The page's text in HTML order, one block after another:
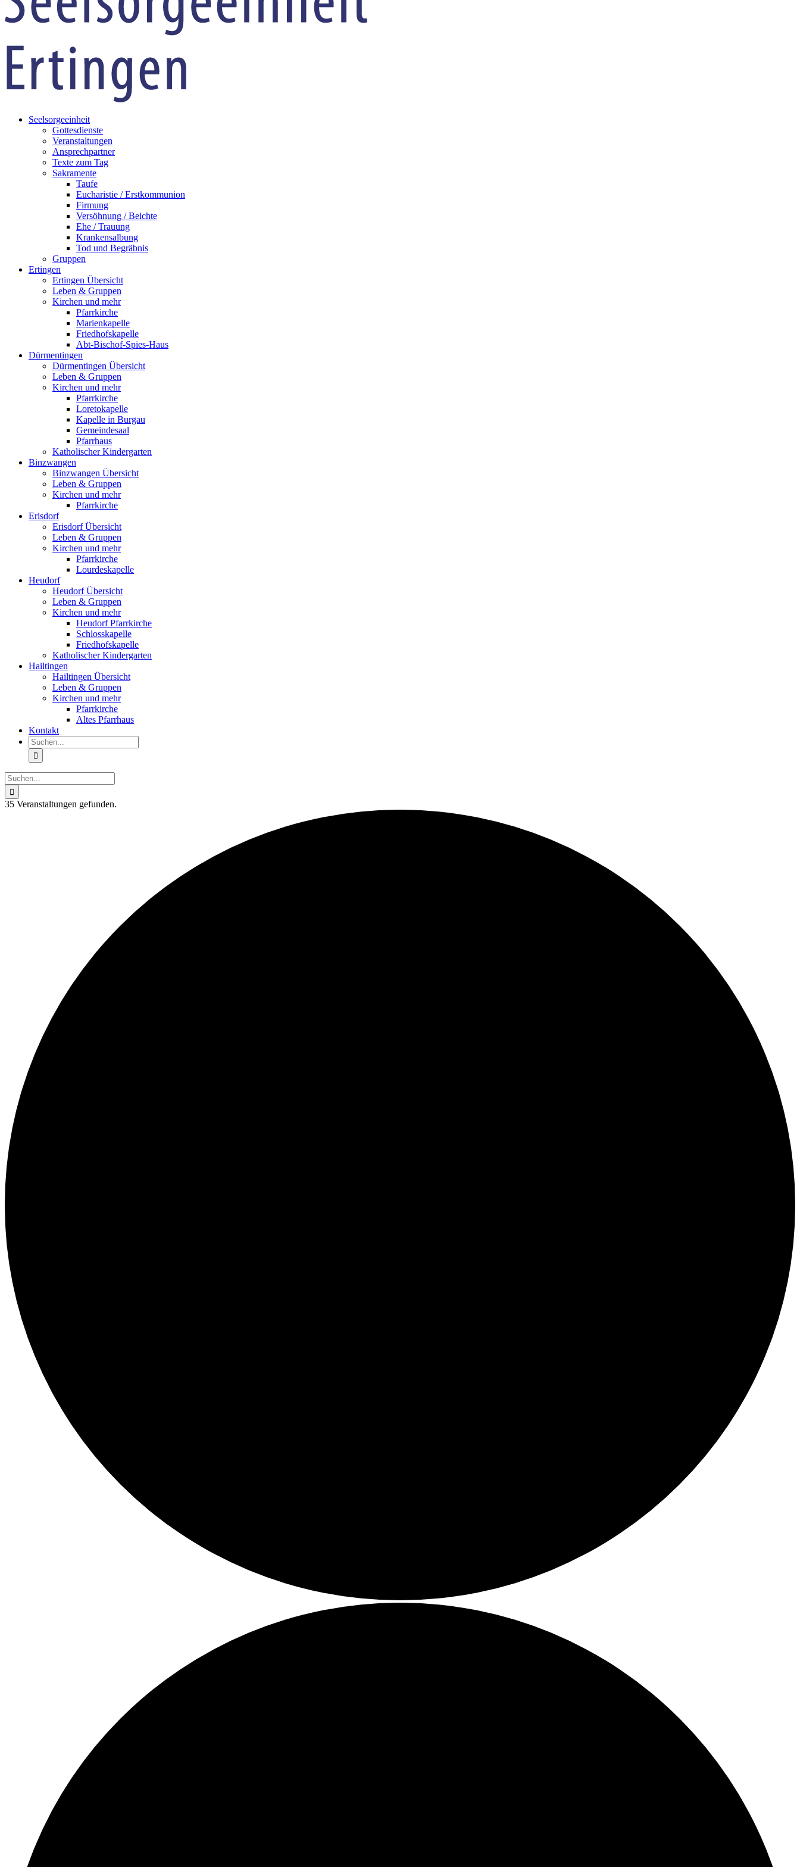
Seelsorgeeinheit
Gottesdienste
Veranstaltungen
Ansprechpartner
Texte zum Tag
Sakramente
Taufe
Eucharistie / Erstkommunion
Firmung
Versöhnung / Beichte
Ehe / Trauung
Krankensalbung
Tod und Begräbnis
Gruppen
Ertingen
Ertingen Übersicht
Leben & Gruppen
Kirchen und mehr
Pfarrkirche
Marienkapelle
Friedhofskapelle
Abt-Bischof-Spies-Haus
Dürmentingen
Dürmentingen Übersicht
Leben & Gruppen
Kirchen und mehr
Pfarrkirche
Loretokapelle
Kapelle in Burgau
Gemeindesaal
Pfarrhaus
Katholischer Kindergarten
Binzwangen
Binzwangen Übersicht
Leben & Gruppen
Kirchen und mehr
Pfarrkirche
Erisdorf
Erisdorf Übersicht
Leben & Gruppen
Kirchen und mehr
Pfarrkirche
Lourdeskapelle
Heudorf
Heudorf Übersicht
Leben & Gruppen
Kirchen und mehr
Heudorf Pfarrkirche
Schlosskapelle
Friedhofskapelle
Katholischer Kindergarten
Hailtingen
Hailtingen Übersicht
Leben & Gruppen
Kirchen und mehr
Pfarrkirche
Altes Pfarrhaus
Kontakt
Suche
nach:
Suche
nach:
35 Veranstaltungen gefunden.